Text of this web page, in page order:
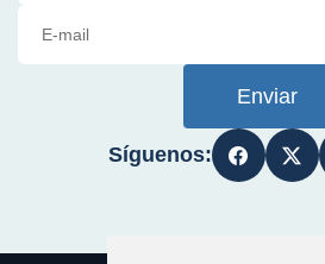
Enviar
Síguenos: